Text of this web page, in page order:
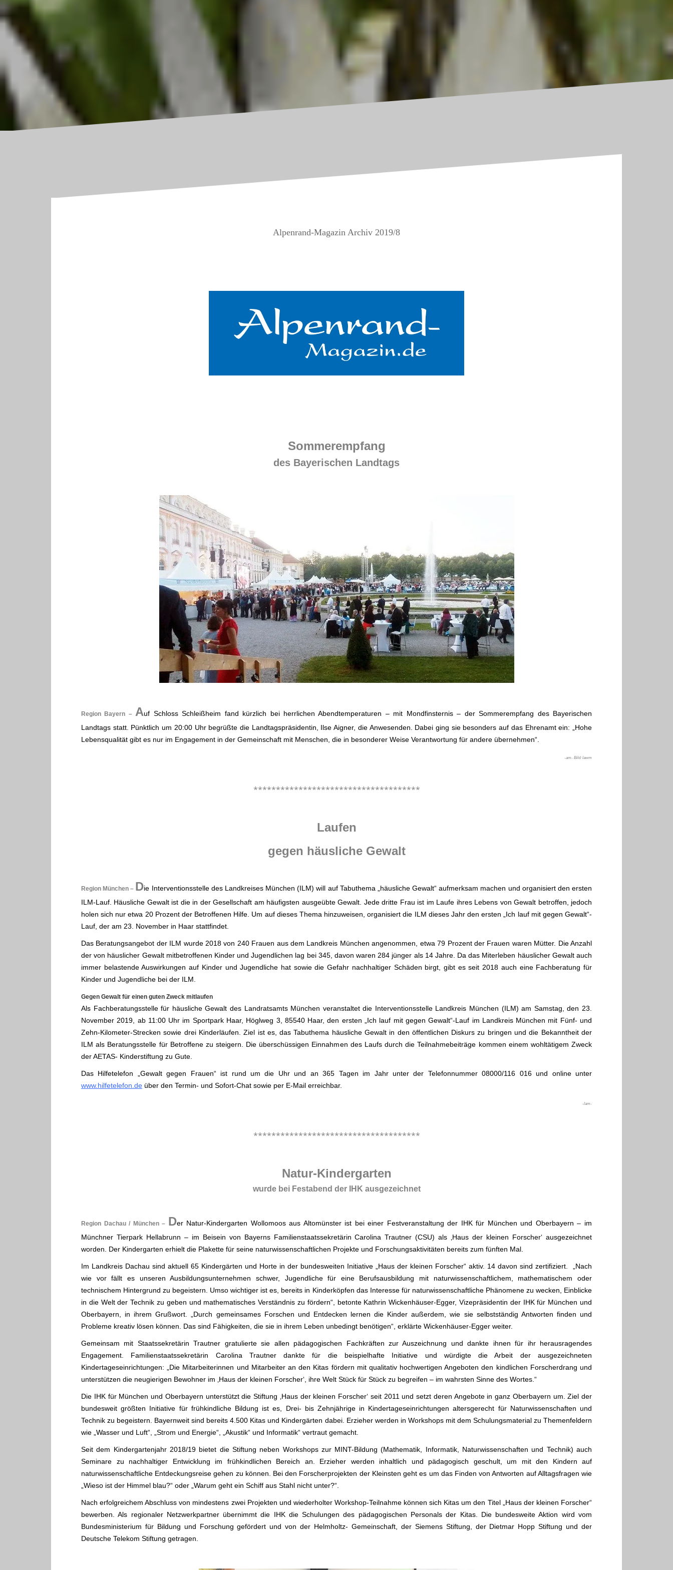
Alpenrand-Magazin Archiv 2019/8
Sommerempfang
des Bayerischen Landtags
Region Bayern –Auf Schloss Schleißheim fand kürzlich bei herrlichen Abendtemperaturen – mit Mondfinsternis – der Sommerempfang des Bayerischen
Landtags statt. Pünktlich um 20:00 Uhr begrüßte die Landtagspräsidentin, Ilse Aigner, die Anwesenden. Dabei ging sie besonders auf das Ehrenamt ein: „Hohe
Lebensqualität gibt es nur im Engagement in der Gemeinschaft mit Menschen, die in besonderer Weise Verantwortung für andere übernehmen“.
-am- Bild: lawm
*************************************
Laufen
gegen häusliche Gewalt
Region München – Die Interventionsstelle des Landkreises München (ILM) will auf Tabuthema „häusliche Gewalt“ aufmerksam machen und organisiert den ersten
ILM-Lauf. Häusliche Gewalt ist die in der Gesellschaft am häufigsten ausgeübte Gewalt. Jede dritte Frau ist im Laufe ihres Lebens von Gewalt betroffen, jedoch
holen sich nur etwa 20 Prozent der Betroffenen Hilfe. Um auf dieses Thema hinzuweisen, organisiert die ILM dieses Jahr den ersten „Ich lauf mit gegen Gewalt“-
Lauf, der am 23. November in Haar stattfindet.
Das Beratungsangebot der ILM wurde 2018 von 240 Frauen aus dem Landkreis München angenommen, etwa 79 Prozent der Frauen waren Mütter. Die Anzahl
der von häuslicher Gewalt mitbetroffenen Kinder und Jugendlichen lag bei 345, davon waren 284 jünger als 14 Jahre. Da das Miterleben häuslicher Gewalt auch
immer belastende Auswirkungen auf Kinder und Jugendliche hat sowie die Gefahr nachhaltiger Schäden birgt, gibt es seit 2018 auch eine Fachberatung für
Kinder und Jugendliche bei der ILM.
Gegen Gewalt für einen guten Zweck mitlaufen
Als Fachberatungsstelle für häusliche Gewalt des Landratsamts München veranstaltet die Interventionsstelle Landkreis München (ILM) am Samstag, den 23.
November 2019, ab 11:00 Uhr im Sportpark Haar, Höglweg 3, 85540 Haar, den ersten „Ich lauf mit gegen Gewalt“-Lauf im Landkreis München mit Fünf- und
Zehn-Kilometer-Strecken sowie drei Kinderläufen. Ziel ist es, das Tabuthema häusliche Gewalt in den öffentlichen Diskurs zu bringen und die Bekanntheit der
ILM als Beratungsstelle für Betroffene zu steigern. Die überschüssigen Einnahmen des Laufs durch die Teilnahmebeiträge kommen einem wohltätigem Zweck
der AETAS- Kinderstiftung zu Gute.
Das Hilfetelefon „Gewalt gegen Frauen“ ist rund um die Uhr und an 365 Tagen im Jahr unter der Telefonnummer 08000/116 016 und online unter
www.hilfetelefon.de über den Termin- und Sofort-Chat sowie per E-Mail erreichbar.
-lam-
*************************************
Natur-Kindergarten
wurde bei Festabend der IHK ausgezeichnet
Region Dachau / München – Der Natur-Kindergarten Wollomoos aus Altomünster ist bei einer Festveranstaltung der IHK für München und Oberbayern – im
Münchner Tierpark Hellabrunn – im Beisein von Bayerns Familienstaatssekretärin Carolina Trautner (CSU) als ‚Haus der kleinen Forscher‘ ausgezeichnet
worden. Der Kindergarten erhielt die Plakette für seine naturwissenschaftlichen Projekte und Forschungsaktivitäten bereits zum fünften Mal.
Im Landkreis Dachau sind aktuell 65 Kindergärten und Horte in der bundesweiten Initiative „Haus der kleinen Forscher“ aktiv. 14 davon sind zertifiziert. ‎ „Nach
wie vor fällt es unseren Ausbildungsunternehmen schwer, Jugendliche für eine Berufsausbildung mit naturwissenschaftlichem, mathematischem oder
technischem Hintergrund zu begeistern. Umso wichtiger ist es, bereits in Kinderköpfen das Interesse für naturwissenschaftliche Phänomene zu wecken, Einblicke
in die Welt der Technik zu geben und mathematisches Verständnis zu fördern“, betonte Kathrin Wickenhäuser-Egger, Vizepräsidentin der IHK für München und
Oberbayern, in ihrem Grußwort. „Durch gemeinsames Forschen und Entdecken lernen die Kinder außerdem, wie sie selbstständig Antworten finden und
Probleme kreativ lösen können. Das sind Fähigkeiten, die sie in ihrem Leben unbedingt benötigen“, erklärte Wickenhäuser-Egger weiter.
Gemeinsam mit Staatssekretärin Trautner gratulierte sie allen pädagogischen Fachkräften zur Auszeichnung und dankte ihnen für ihr herausragendes
Engagement. Familienstaatssekretärin Carolina Trautner dankte für die beispielhafte Initiative und würdigte die Arbeit der ausgezeichneten
Kindertageseinrichtungen: „Die Mitarbeiterinnen und Mitarbeiter an den Kitas fördern mit qualitativ hochwertigen Angeboten den kindlichen Forscherdrang und
unterstützen die neugierigen Bewohner im ‚Haus der kleinen Forscher‘, ihre Welt Stück für Stück zu begreifen – im wahrsten Sinne des Wortes.“
Die IHK für München und Oberbayern unterstützt die Stiftung ‚Haus der kleinen Forscher‘ seit 2011 und setzt deren Angebote in ganz Oberbayern um. Ziel der
bundesweit größten Initiative für frühkindliche Bildung ist es, Drei- bis Zehnjährige in Kindertageseinrichtungen altersgerecht für Naturwissenschaften und
Technik zu begeistern. Bayernweit sind bereits 4.500 Kitas und Kindergärten dabei. Erzieher werden in Workshops mit dem Schulungsmaterial zu Themenfeldern
wie „Wasser und Luft“, „Strom und Energie“, „Akustik“ und Informatik“ vertraut gemacht.
Seit dem Kindergartenjahr 2018/19 bietet die Stiftung neben Workshops zur MINT-Bildung (Mathematik, Informatik, Naturwissenschaften und Technik) auch
Seminare zu nachhaltiger Entwicklung im frühkindlichen Bereich an. Erzieher werden inhaltlich und pädagogisch geschult, um mit den Kindern auf
naturwissenschaftliche Entdeckungsreise gehen zu können. Bei den Forscherprojekten der Kleinsten geht es um das Finden von Antworten auf Alltagsfragen wie
„Wieso ist der Himmel blau?“ oder „Warum geht ein Schiff aus Stahl nicht unter?“.
Nach erfolgreichem Abschluss von mindestens zwei Projekten und wiederholter Workshop-Teilnahme können sich Kitas um den Titel „Haus der kleinen Forscher“
bewerben. Als regionaler Netzwerkpartner übernimmt die IHK die Schulungen des pädagogischen Personals der Kitas. Die bundesweite Aktion wird vom
Bundesministerium für Bildung und Forschung gefördert und von der Helmholtz- Gemeinschaft, der Siemens Stiftung, der Dietmar Hopp Stiftung und der
Deutsche Telekom Stiftung getragen.